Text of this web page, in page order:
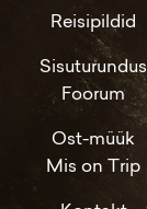
Reisipildid
Sisuturundus
Foorum
Ost-müük
Mis on Trip